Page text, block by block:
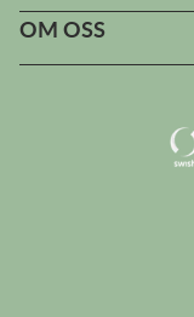
OM OSS